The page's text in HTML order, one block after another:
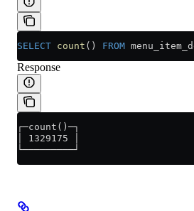
SELECT count () FROM
Response
┌─count()─┐
│ 1329175 │
└─────────┘